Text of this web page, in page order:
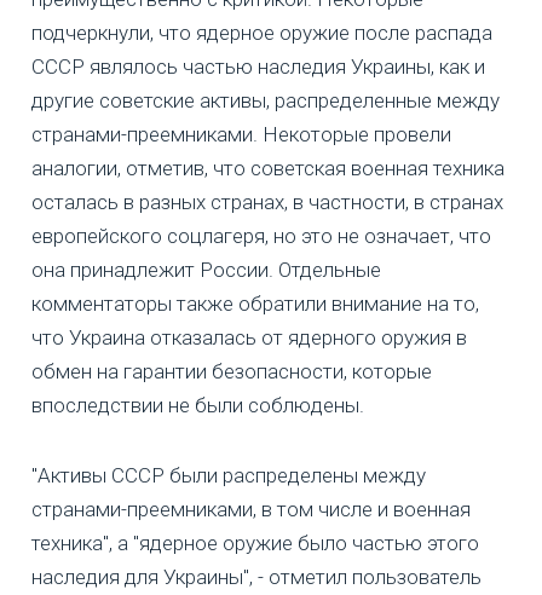
подчеркнули, что ядерное оружие после распада
СССР являлось частью наследия Украины, как и
другие советские активы, распределенные между
странами-преемниками. Некоторые провели
аналогии, отметив, что советская военная техника
осталась в разных странах, в частности, в странах
европейского соцлагеря, но это не означает, что
она принадлежит России. Отдельные
комментаторы также обратили внимание на то,
что Украина отказалась от ядерного оружия в
обмен на гарантии безопасности, которые
впоследствии не были соблюдены.
"Активы СССР были распределены между
странами-преемниками, в том числе и военная
техника", а "ядерное оружие было частью этого
наследия для Украины", - отметил пользователь